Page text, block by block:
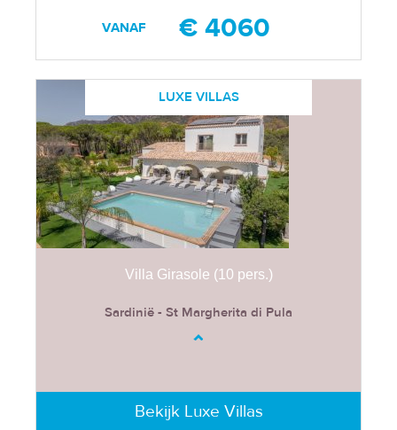
VANAF € 4060
LUXE VILLAS
Villa Girasole (10 pers.)
Sardinië - St Margherita di Pula
Bekijk Luxe Villas